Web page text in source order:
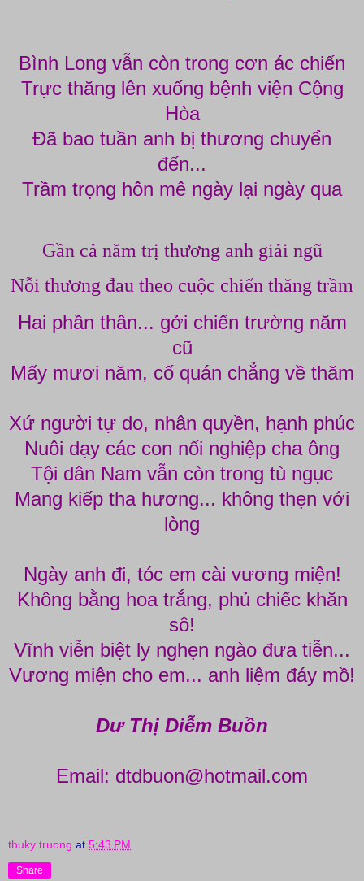
Bình Long vẫn còn trong cơn ác chiến
Trực thăng lên xuống bệnh viện Cộng
Hòa
Đã bao tuần anh bị thương chuyển
đến...
Trầm trọng hôn mê ngày lại ngày qua
Gần cả năm trị thương anh giải ngũ
Nỗi thương đau theo cuộc chiến thăng trầm
Hai phần thân... gởi chiến trường năm
cũ
Mấy mươi năm, cố quán chẳng về thăm
Xứ người tự do, nhân quyền, hạnh phúc
Nuôi dạy các con nối nghiệp cha ông
Tội dân Nam vẫn còn trong tù ngục
Mang kiếp tha hương... không thẹn với
lòng
Ngày anh đi, tóc em cài vương miện!
Không bằng hoa trắng, phủ chiếc khăn
sô!
Vĩnh viễn biệt ly nghẹn ngào đưa tiễn...
Vương miện cho em... anh liệm đáy mồ!
Dư Thị Diễm Buồn
Email: dtdbuon@hotmail.com
thuky truong at 5:43 PM
Share